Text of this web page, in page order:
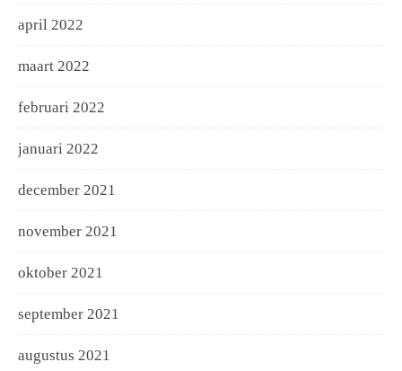
april 2022
maart 2022
februari 2022
januari 2022
december 2021
november 2021
oktober 2021
september 2021
augustus 2021